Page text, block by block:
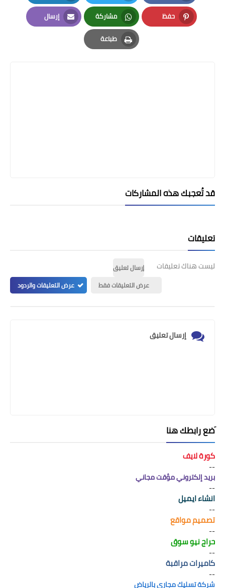
Facebook
Twitter
LinkedIn
حفظ
Pinterest
مشاركة
Whatsapp
إرسال
Email
طباعة
Print
قد تُعجبك هذه المشاركات
تعليقات
ليست هناك تعليقات
إرسال تعليق
عرض التعليقات فقط
عرض التعليقات والردود
إرسال تعليق
َضع رابطك هنا
كورة لايف
--
بريد إلكتروني مؤقت مجاني
--
انشاء ايميل
--
تصميم مواقع
--
حراج نيو سوق
--
كاميرات مراقبة
--
شركة تسليك مجاري بالرياض